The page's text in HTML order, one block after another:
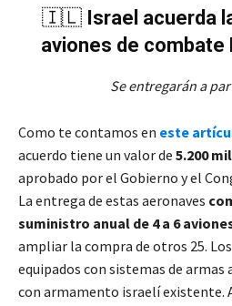
🇮🇱 Israel acuerda
aviones de combate
Se entregarán a
Como te contamos en este
acuerdo tiene un valor de 5.200
aprobado por el Gobierno y el
La entrega de estas aeronaves
suministro anual de 4 a 6
ampliar la compra de otros 25.
equipados con sistemas de armas
con armamento israelí existente.